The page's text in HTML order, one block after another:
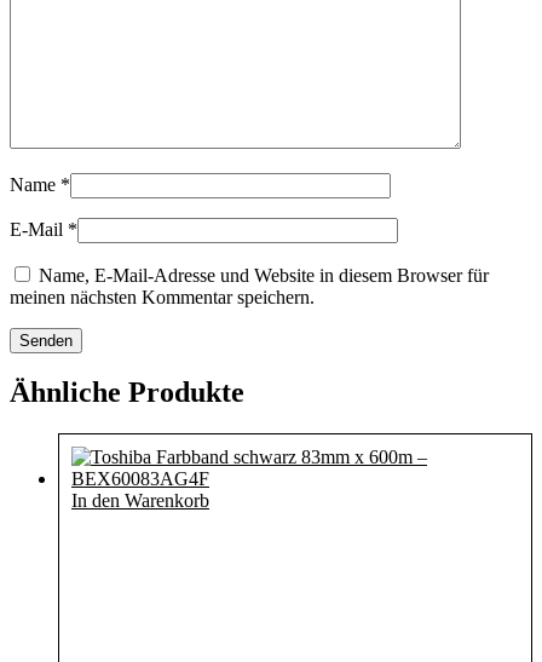
Name *
E-Mail *
Name, E-Mail-Adresse und Website in diesem Browser für
meinen nächsten Kommentar speichern.
Ähnliche Produkte
In den Warenkorb